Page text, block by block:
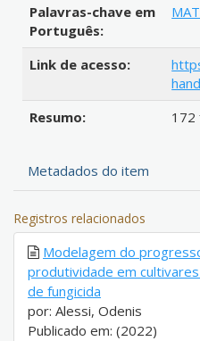
Palavras-chave em
Português:
Link de acesso:
Resumo:
172
Metadados do item
Registros relacionados
Modelagem do
produtividade em
de fungicida
por: Alessi, Odenis
Publicado em: (2022)